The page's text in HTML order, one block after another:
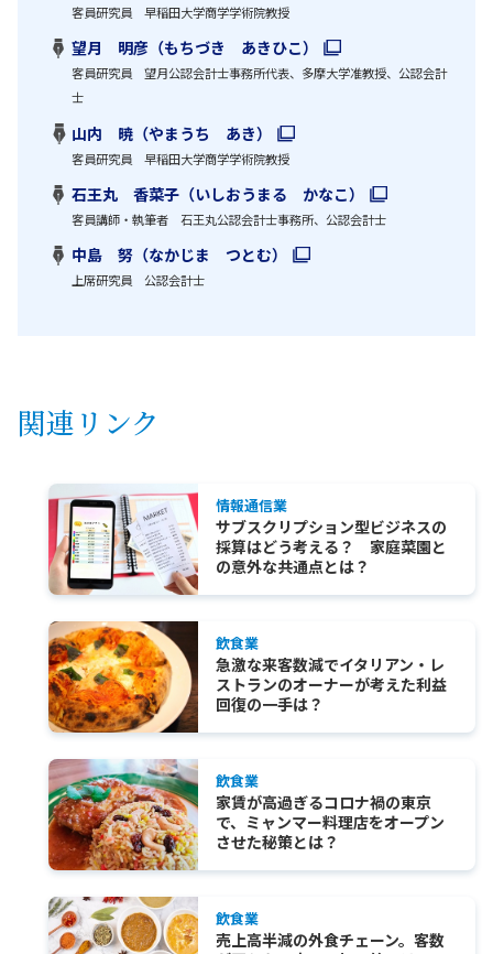
客員研究員 早稲田大学商学学術院教授
望月 明彦（もちづき あきひこ）
客員研究員 望月公認会計士事務所代表、多摩大学准教授、公認会計
士
山内 暁（やまうち あき）
客員研究員 早稲田大学商学学術院教授
石王丸 香菜子（いしおうまる かなこ）
客員講師・執筆者 石王丸公認会計士事務所、公認会計士
中島 努（なかじま つとむ）
上席研究員 公認会計士
関連リンク
情報通信業
サブスクリプション型ビジネスの
採算はどう考える？ 家庭菜園と
の意外な共通点とは？
飲食業
急激な来客数減でイタリアン・レ
ストランのオーナーが考えた利益
回復の一手は？
飲食業
家賃が高過ぎるコロナ禍の東京
で、ミャンマー料理店をオープン
させた秘策とは？
飲食業
売上高半減の外食チェーン。客数